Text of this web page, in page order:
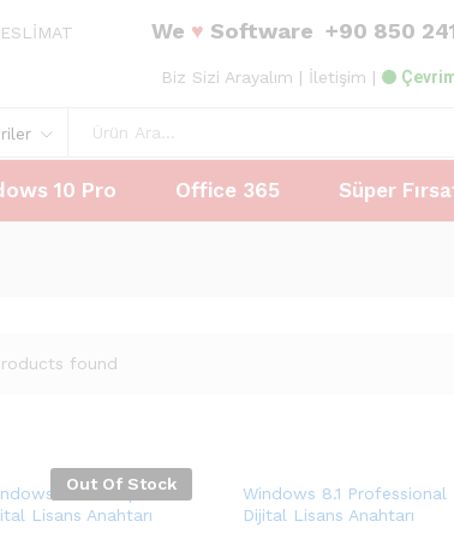
We ♥ Software +90 850
Biz Sizi Arayalım | İletişim |
10 Pro Office 365 Süper
found
Out Of Stock
8.1 Enterprise
Lisans Anahtarı
Windows 8.1 Professional
Dijital Lisans Anahtarı